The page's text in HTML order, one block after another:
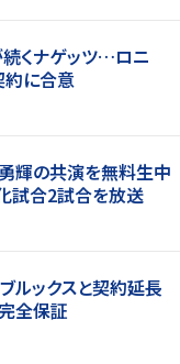
くナゲッツ…ロニ
約に合意
輝の共演を無料生中
試合2試合を放送
ルックスと契約延長
全保証